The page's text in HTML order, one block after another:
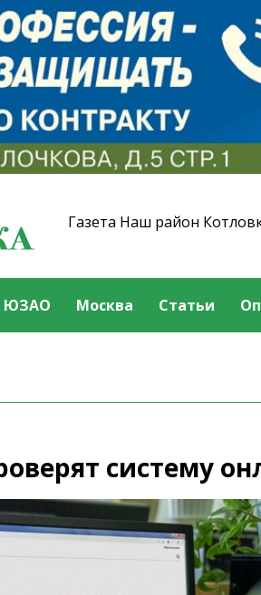
Газета Наш район
ЮЗАО Москва Статьи
систему